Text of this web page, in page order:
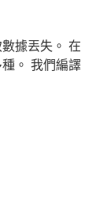
據丟失。 在
。 我們編譯